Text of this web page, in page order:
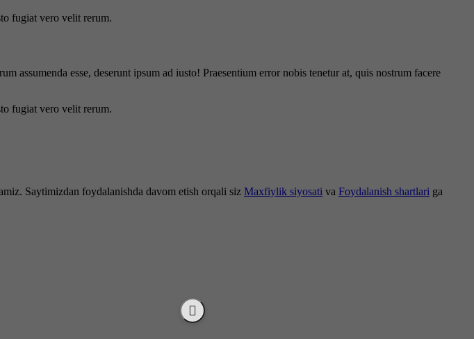
fugiat vero velit rerum.
assumenda esse, deserunt ipsum ad iusto! Praesentium error nobis tenetur at, quis nostrum facere
fugiat vero velit rerum.
Saytimizdan foydalanishda davom etish orqali siz Maxfiylik siyosati va Foydalanish shartlari ga